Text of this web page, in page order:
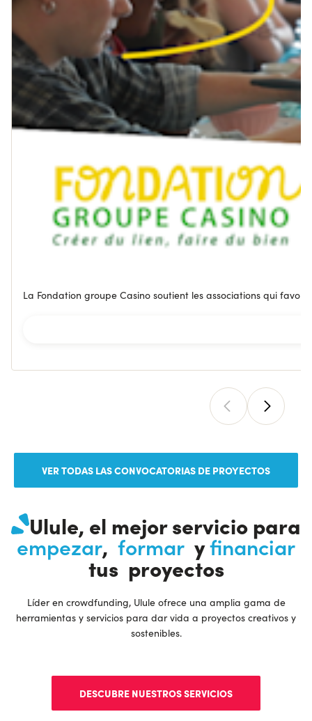
La Fondation groupe Casino soutient les associations qui
VER TODAS LAS CONVOCATORIAS DE PROYECTOS
Ulule, el mejor servicio para
empezar, formar yfinanciar
tus proyectos
Líder en crowdfunding, Ulule ofrece una amplia gama de
herramientas y servicios para dar vida a proyectos creativos y
sostenibles.
DESCUBRE NUESTROS SERVICIOS